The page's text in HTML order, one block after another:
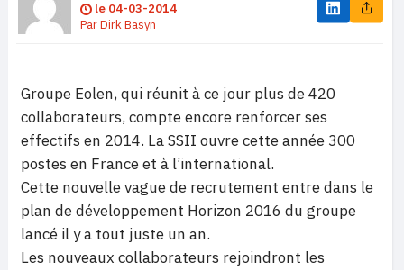
le 04-03-2014
ParDirk Basyn
Groupe Eolen, qui réunit à ce jour plus de 420
collaborateurs, compte encore renforcer ses
effectifs en 2014. La SSII ouvre cette année 300
postes en France et à l’international.
Cette nouvelle vague de recrutement entre dans le
plan de développement Horizon 2016 du groupe
lancé il y a tout juste un an.
Les nouveaux collaborateurs rejoindront les